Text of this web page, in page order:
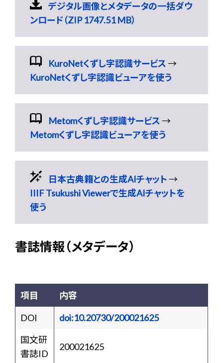
デジタル画像とメタデータの一括ダウ
ンロード（ZIP 1747.51 MB）
KuroNetくずし字認識サービス→
KuroNetくずし字認識ビューアを使う
Metomくずし字認識サービス→
Metomくずし字認識ビューアを使う
日本古典籍との生成AIチャット→
IIIF Tsukushi Viewerで生成AIチャットを
使う
書誌情報（メタデータ）
項目 内容
DOI
doi:10.20730/200021625
国文研
書誌ID
200021625